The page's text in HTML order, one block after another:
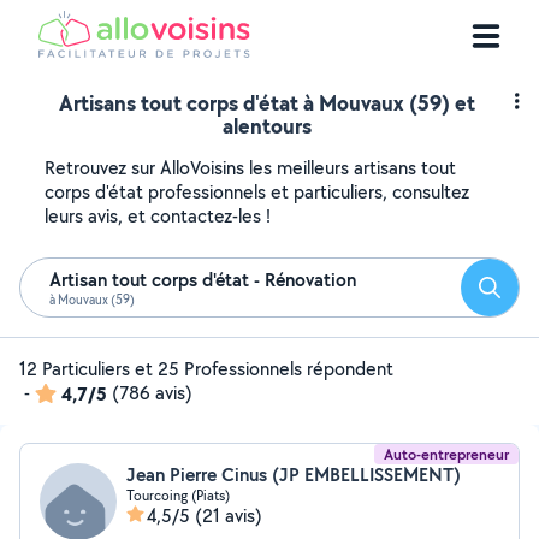
Artisans tout corps d'état à Mouvaux (59) et
alentours
Retrouvez sur AlloVoisins les meilleurs artisans tout
corps d'état professionnels et particuliers, consultez
leurs avis, et contactez-les !
Artisan tout corps d'état - Rénovation
à Mouvaux (59)
12 Particuliers et 25 Professionnels répondent
-
4,7/5 (786 avis)
Auto-entrepreneur
Jean Pierre Cinus (JP EMBELLISSEMENT)
Tourcoing (Piats)
4,5/5 (21 avis)